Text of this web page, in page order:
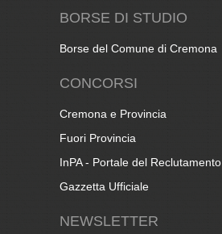
BORSE DI STUDIO
Borse del Comune di Cremona
CONCORSI
Cremona e Provincia
Fuori Provincia
InPA - Portale del Reclutamento
Gazzetta Ufficiale
NEWSLETTER